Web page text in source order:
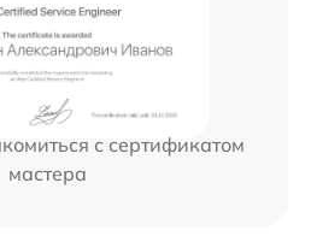
с сертификатом
мастера